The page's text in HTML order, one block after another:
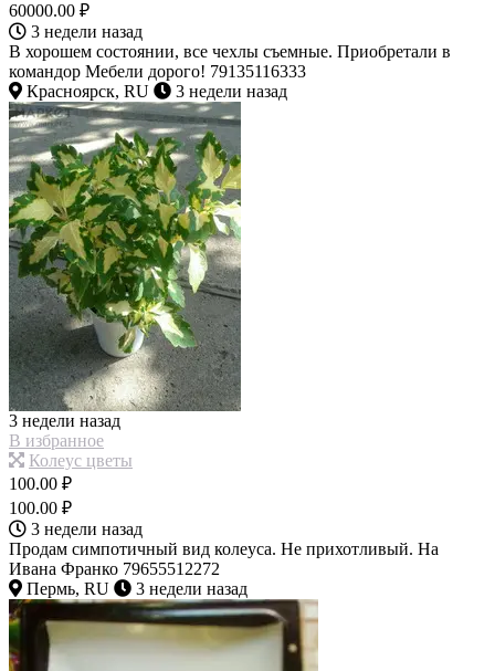
60000.00 ₽
3 недели назад
В хорошем состоянии, все чехлы съемные. Приобретали в
командор Мебели дорого! 79135116333
Красноярск, RU
3 недели назад
3 недели назад
В избранное
Колеус цветы
100.00 ₽
100.00 ₽
3 недели назад
Продам симпотичный вид колеуса. Не прихотливый. На
Ивана Франко 79655512272
Пермь, RU
3 недели назад